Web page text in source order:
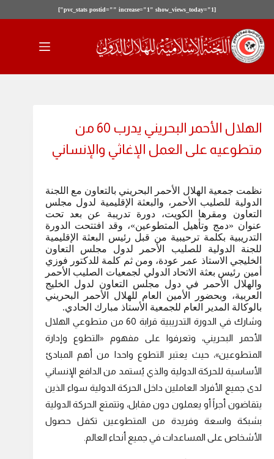
[pvc_stats postid="" increase="1" show_views_today="1"]
إلى
المحتوى
الهلال الأحمر البحريني يدرب 60 من
متطوعيه على العمل الإغاثي والإنساني
نظمت جمعية الهلال الأحمر البحريني بالتعاون مع اللجنة
الدولية للصليب الأحمر، والبعثة الإقليمية لدول مجلس
التعاون ومقرها الكويت، دورة تدريبة عن بعد تحت
عنوان «دمج وتأهيل المتطوعين»، وقد افتتحت الدورة
التدريبية بكلمة ترحيبية من قبل رئيس البعثة الإقليمية
للجنة الدولية للصليب الأحمر لدول مجلس التعاون
الخليجي الاستاذ عمر عودة، ومن ثم كلمة للدكتور فوزي
أمين رئيس بعثة الاتحاد الدولي لجمعيات الصليب الأحمر
والهلال الأحمر في دول مجلس التعاون لدول الخليج
العربية، وبحضور الأمين العام للهلال الأحمر البحريني
بالوكالة المدير العام للجمعية الأستاذ مبارك الحادي.
وشارك في الدورة التدريبية قرابة 60 من متطوعي الهلال
الأحمر البحريني، وتعرفوا على مفهوم «التطوع وإدارة
المتطوعين»، حيث يعتبر التطوع واحدا من أهم المبادئ
الأساسية للحركة الدولية والذي يُستمد من الدافع الإنساني
لدى جميع الأفراد العاملين داخل الحركة الدولية سواء الذين
يتقاضون أجراً أو يعملون دون مقابل، وتتمتع الحركة الدولية
بشبكة واسعة وفريدة من المتطوعين تكفل حصول
الأشخاص على المساعدات في جميع أنحاء العالم.